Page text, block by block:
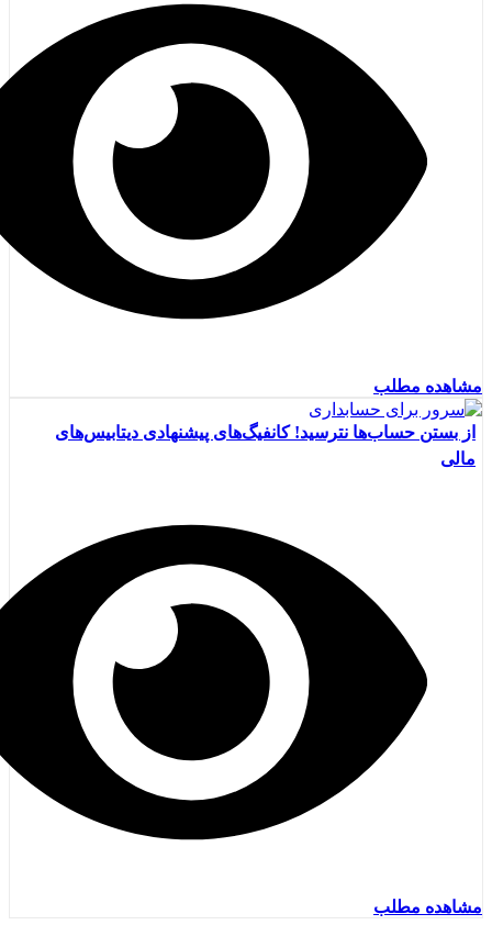
مشاهده مطلب
از بستن حساب‌ها نترسید! کانفیگ‌های پیشنهادی دیتابیس‌های
مالی
مشاهده مطلب